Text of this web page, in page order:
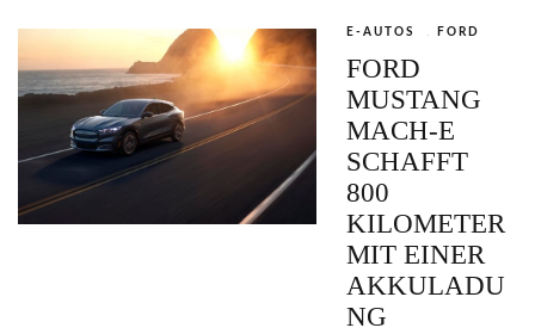
E-AUTOS , FORD
FORD
MUSTANG
MACH-E
SCHAFFT
800
KILOMETER
MIT EINER
AKKULADU
NG